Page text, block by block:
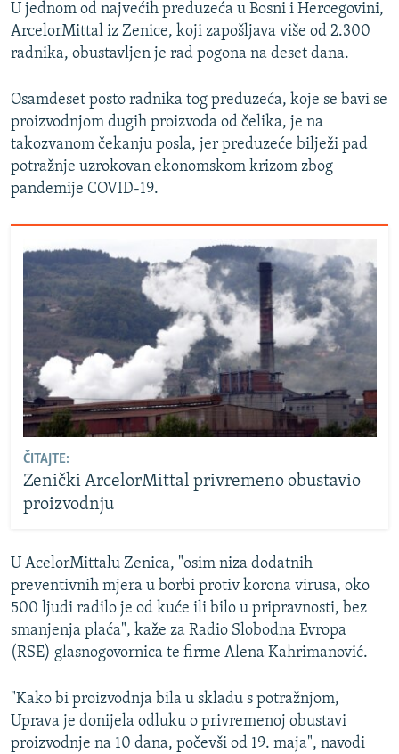
MOJA EVROPA
TRI DECENIJE OD RATA U BIH
SVE KARTE DEJTONA
NASTANAK I RASPAD JUGOSLAVIJE
U jednom od najvećih preduzeća u Bosni i Hercegovini,
ArcelorMittal iz Zenice, koji zapošljava više od 2.300
radnika, obustavljen je rad pogona na deset dana.
Osamdeset posto radnika tog preduzeća, koje se bavi se
proizvodnjom dugih proizvoda od čelika, je na
takozvanom čekanju posla, jer preduzeće bilježi pad
potražnje uzrokovan ekonomskom krizom zbog
pandemije COVID-19.
ČITAJTE:
Zenički ArcelorMittal privremeno obustavio
proizvodnju
U AcelorMittalu Zenica, "osim niza dodatnih
preventivnih mjera u borbi protiv korona virusa, oko
500 ljudi radilo je od kuće ili bilo u pripravnosti, bez
smanjenja plaća", kaže za Radio Slobodna Evropa
(RSE) glasnogovornica te firme Alena Kahrimanović.
"Kako bi proizvodnja bila u skladu s potražnjom,
Uprava je donijela odluku o privremenoj obustavi
proizvodnje na 10 dana, počevši od 19. maja", navodi